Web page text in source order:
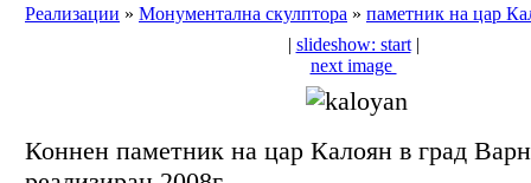
Реализации » Монументална скулптора » паметник на цар
| slideshow: start|
next image
Коннен паметник на цар Калоян в град